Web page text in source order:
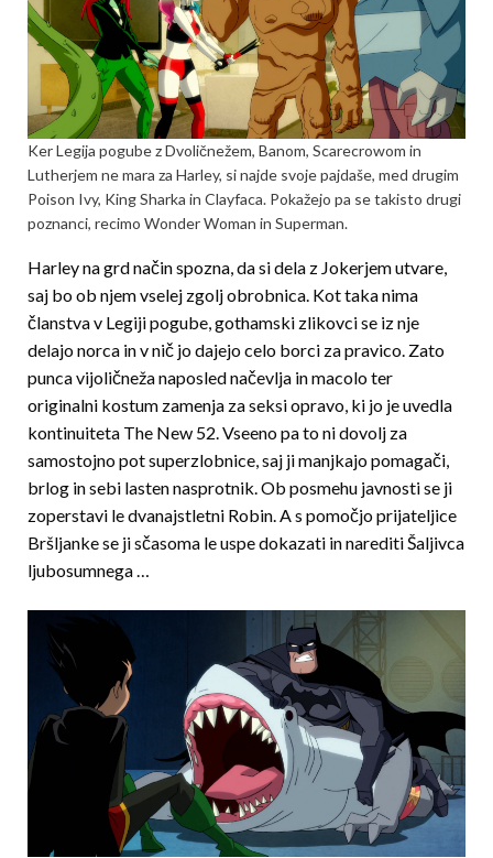
Ker Legija pogube z Dvoličnežem, Banom, Scarecrowom in
Lutherjem ne mara za Harley, si najde svoje pajdaše, med drugim
Poison Ivy, King Sharka in Clayfaca. Pokažejo pa se takisto drugi
poznanci, recimo Wonder Woman in Superman.
Harley na grd način spozna, da si dela z Jokerjem utvare,
saj bo ob njem vselej zgolj obrobnica. Kot taka nima
članstva v Legiji pogube, gothamski zlikovci se iz nje
delajo norca in v nič jo dajejo celo borci za pravico. Zato
punca vijoličneža naposled načevlja in macolo ter
originalni kostum zamenja za seksi opravo, ki jo je uvedla
kontinuiteta The New 52. Vseeno pa to ni dovolj za
samostojno pot superzlobnice, saj ji manjkajo pomagači,
brlog in sebi lasten nasprotnik. Ob posmehu javnosti se ji
zoperstavi le dvanajstletni Robin. A s pomočjo prijateljice
Bršljanke se ji sčasoma le uspe dokazati in narediti Šaljivca
ljubosumnega …